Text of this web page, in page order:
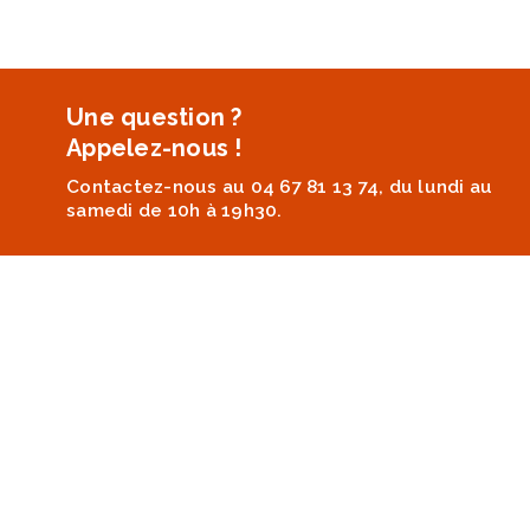
Une question ?
Appelez-nous !
Contactez-nous au 04 67 81 13 74, du lundi au
samedi de 10h à 19h30.